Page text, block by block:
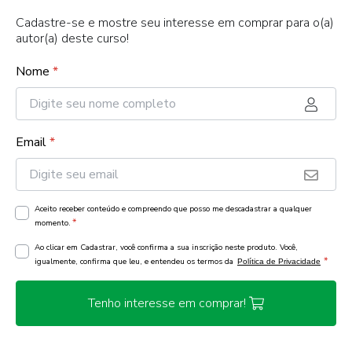
Cadastre-se e mostre seu interesse em comprar para o(a)
autor(a) deste curso!
Nome *
Email*
Aceito receber conteúdo e compreendo que posso me descadastrar a qualquer
momento. *
Ao clicar em Cadastrar, você confirma a sua inscrição neste produto. Você,
igualmente, confirma que leu, e entendeu os termos da Política de Privacidade *
Tenho interesse em comprar!